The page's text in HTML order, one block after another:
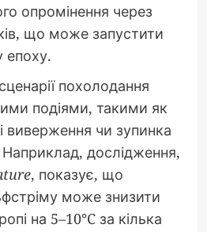
опромінення через
що може запустити
епоху.
похолодання
подіями, такими як
виверження чи зупинка
Наприклад, дослідження,
, показує, що
може знизити
на 5–10°C за кілька